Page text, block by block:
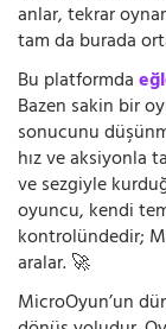
anlar, tekrar
tam da burada
Bu platformda
Bazen sakin bir
sonucunu
hız ve aksiyonla
ve sezgiyle
oyuncu, kendi
kontrolündedir;
aralar. 🚀
MicroOyun’un